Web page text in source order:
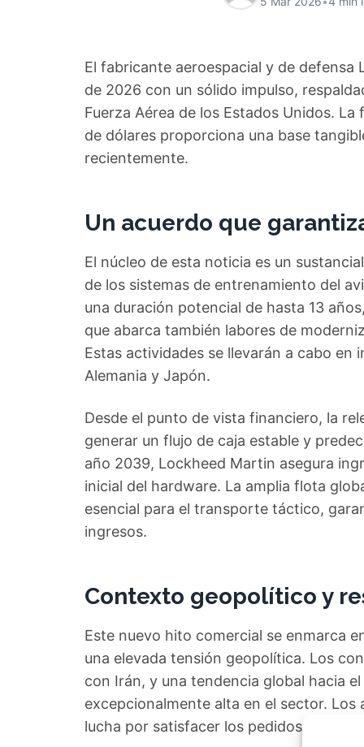
El fabricante aeroespacial y de
de 2026 con un sólido impulso,
Fuerza Aérea de los Estados Unidos.
de dólares proporciona una base
recientemente.
Un acuerdo que
El núcleo de esta noticia es un
de los sistemas de entrenamiento del
una duración potencial de hasta 13
que abarca también labores de
Estas actividades se llevarán a cabo en
Alemania y Japón.
Desde el punto de vista financiero, la
generar un flujo de caja estable y
año 2039, Lockheed Martin asegura
inicial del hardware. La amplia flota
esencial para el transporte táctico,
ingresos.
Contexto geopolítico y
Este nuevo hito comercial se enmarca
una elevada tensión geopolítica. Los
con Irán, y una tendencia global hacia
excepcionalmente alta en el sector. Los
lucha por satisfacer los pedidos,